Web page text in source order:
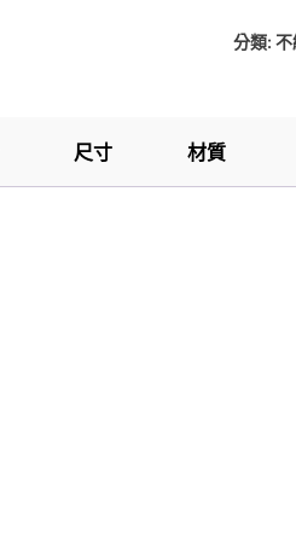
分類:不
尺寸 材質